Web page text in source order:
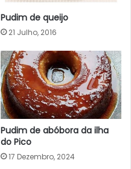
Pudim de queijo
21 Julho, 2016
Pudim de abóbora da ilha
do Pico
17 Dezembro, 2024